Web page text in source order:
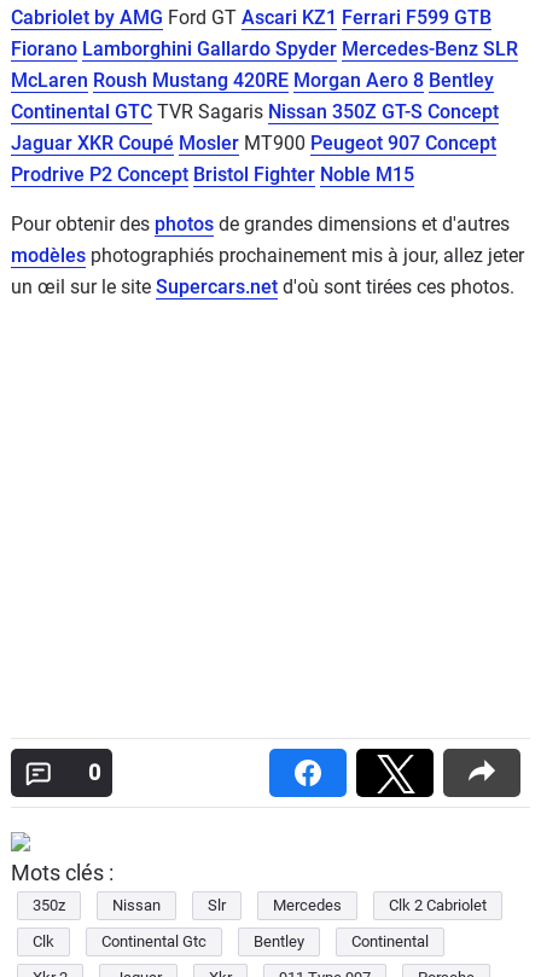
Cabriolet by AMG Ford GT Ascari KZ1 Ferrari F599 GTB
Fiorano Lamborghini Gallardo Spyder Mercedes-Benz SLR
McLaren Roush Mustang 420RE Morgan Aero 8 Bentley
Continental GTC TVR Sagaris Nissan 350Z GT-S Concept
Jaguar XKR Coupé Mosler MT900 Peugeot 907 Concept
Prodrive P2 Concept Bristol Fighter Noble M15
Pour obtenir des photos de grandes dimensions et d'autres
modèles photographiés prochainement mis à jour, allez jeter
un œil sur le site Supercars.net d'où sont tirées ces photos.
0
Mots clés :
350z Nissan Slr Mercedes
Clk 2 Cabriolet
Clk
Continental Gtc Bentley
Continental